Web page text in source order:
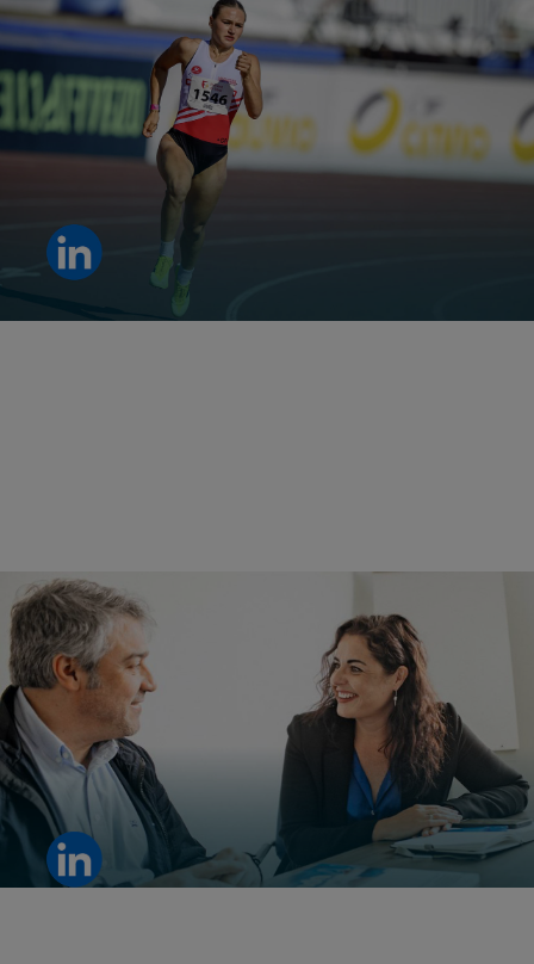
什么是真正的卓越表现？
Clara De Vare 给出了答案。
了解更多。
查看 LinkedIn 帖子
对于区域销售经理 Ana Patricia Molina 来说，真正的信任始于用
心倾听和理解客户。
查看 LinkedIn 帖子